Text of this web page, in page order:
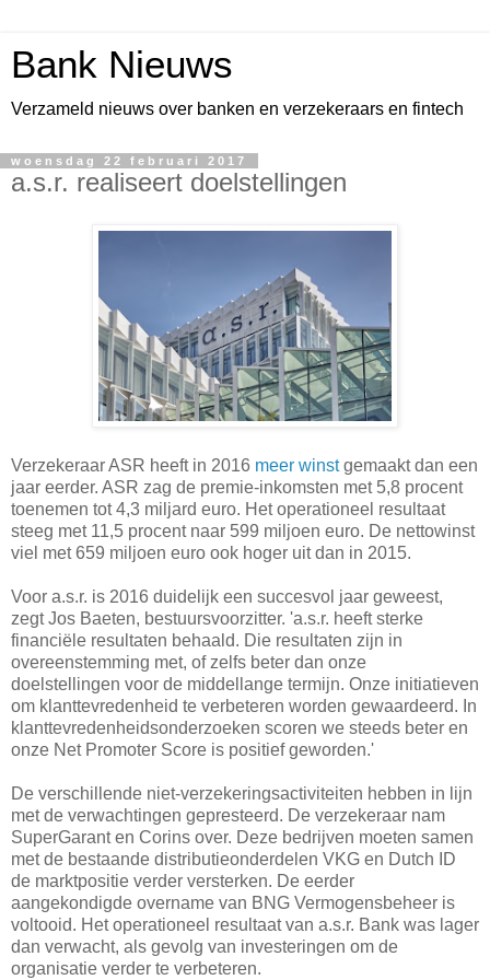
Bank Nieuws
Verzameld nieuws over banken en verzekeraars en fintech
woensdag 22 februari 2017
a.s.r. realiseert doelstellingen
Verzekeraar ASR heeft in 2016 meer winstgemaakt dan een
jaar eerder. ASR zag de premie-inkomsten met 5,8 procent
toenemen tot 4,3 miljard euro. Het operationeel resultaat
steeg met 11,5 procent naar 599 miljoen euro. De nettowinst
viel met 659 miljoen euro ook hoger uit dan in 2015.
Voor a.s.r. is 2016 duidelijk een succesvol jaar geweest,
zegt Jos Baeten, bestuursvoorzitter. 'a.s.r. heeft sterke
financiële resultaten behaald. Die resultaten zijn in
overeenstemming met, of zelfs beter dan onze
doelstellingen voor de middellange termijn. Onze initiatieven
om klanttevredenheid te verbeteren worden gewaardeerd. In
klanttevredenheidsonderzoeken scoren we steeds beter en
onze Net Promoter Score is positief geworden.'
De verschillende niet-verzekeringsactiviteiten hebben in lijn
met de verwachtingen gepresteerd. De verzekeraar nam
SuperGarant en Corins over. Deze bedrijven moeten samen
met de bestaande distributieonderdelen VKG en Dutch ID
de marktpositie verder versterken. De eerder
aangekondigde overname van BNG Vermogensbeheer is
voltooid. Het operationeel resultaat van a.s.r. Bank was lager
dan verwacht, als gevolg van investeringen om de
organisatie verder te verbeteren.